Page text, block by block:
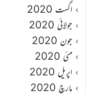
اگست 2020
جولائی 2020
جون 2020
مئی 2020
اپریل 2020
مارچ 2020